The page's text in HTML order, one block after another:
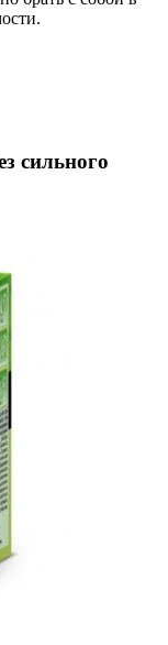
сильного